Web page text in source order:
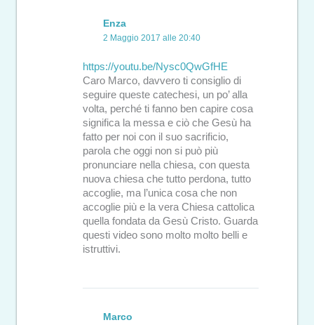
Enza
2 Maggio 2017 alle 20:40
https://youtu.be/Nysc0QwGfHE
Caro Marco, davvero ti consiglio di
seguire queste catechesi, un po’ alla
volta, perché ti fanno ben capire cosa
significa la messa e ciò che Gesù ha
fatto per noi con il suo sacrificio,
parola che oggi non si può più
pronunciare nella chiesa, con questa
nuova chiesa che tutto perdona, tutto
accoglie, ma l’unica cosa che non
accoglie più e la vera Chiesa cattolica
quella fondata da Gesù Cristo. Guarda
questi video sono molto molto belli e
istruttivi.
Marco